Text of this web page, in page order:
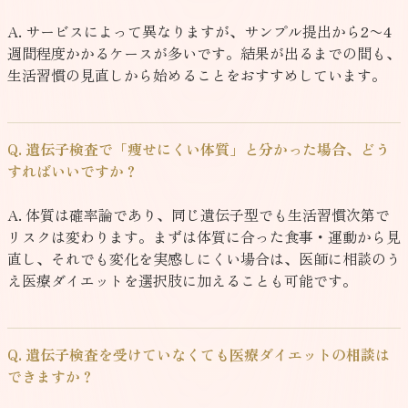
A. サービスによって異なりますが、サンプル提出から2〜4
週間程度かかるケースが多いです。結果が出るまでの間も、
生活習慣の見直しから始めることをおすすめしています。
Q. 遺伝子検査で「痩せにくい体質」と分かった場合、どう
すればいいですか？
A. 体質は確率論であり、同じ遺伝子型でも生活習慣次第で
リスクは変わります。まずは体質に合った食事・運動から見
直し、それでも変化を実感しにくい場合は、医師に相談のう
え医療ダイエットを選択肢に加えることも可能です。
Q. 遺伝子検査を受けていなくても医療ダイエットの相談は
できますか？